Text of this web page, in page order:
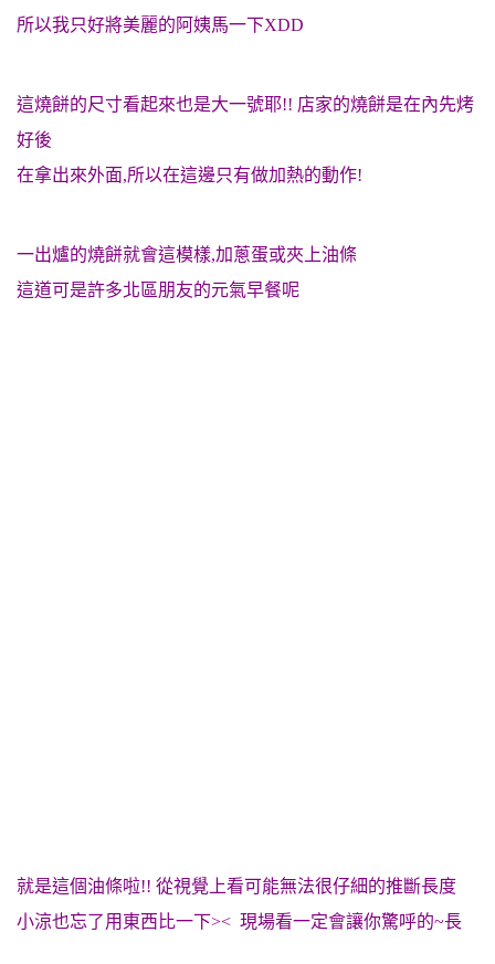
所以我只好將美麗的阿姨馬一下XDD
這燒餅的尺寸看起來也是大一號耶!! 店家的燒餅是在內先烤
好後
在拿出來外面,所以在這邊只有做加熱的動作!
一出爐的燒餅就會這模樣,加蔥蛋或夾上油條
這道可是許多北區朋友的元氣早餐呢
就是這個油條啦!! 從視覺上看可能無法很仔細的推斷長度
小涼也忘了用東西比一下>< 現場看一定會讓你驚呼的~長